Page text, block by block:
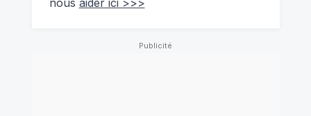
nous aider ici >>>